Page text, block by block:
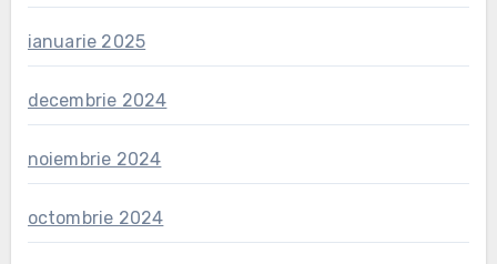
ianuarie 2025
decembrie 2024
noiembrie 2024
octombrie 2024